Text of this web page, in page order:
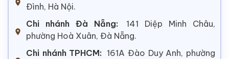
Đình, Hà Nội.
Chi nhánh Đà Nẵng:
141 Diệp Minh Châu,
phường Hoà Xuân, Đà Nẵng.
Chi nhánh TPHCM: 161A Đào Duy Anh, phường